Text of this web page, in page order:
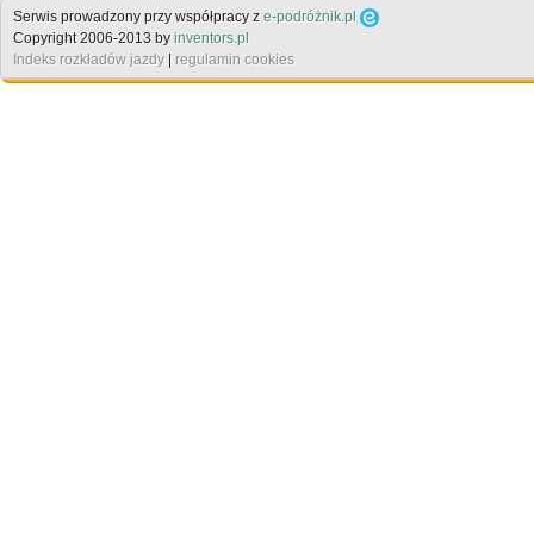
Serwis prowadzony przy współpracy z e-podróżnik.pl
Copyright 2006-2013 by inventors.pl
Indeks rozkładów jazdy
regulamin cookies